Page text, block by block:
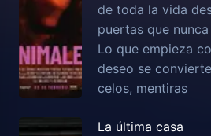
de toda la vida
puertas que
Lo que empieza
deseo se
celos, mentiras
La última casa